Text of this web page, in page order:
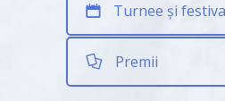
Turnee și
Premii